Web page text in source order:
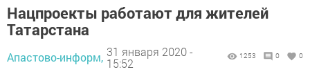
Нацпроекты работают для жителей
Татарстана
Апастово-информ, 31 января 2020 -
15:52
1253 0 0